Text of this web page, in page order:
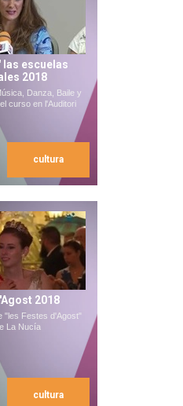
las escuelas
2018
Danza, Baile y
curso en l'Auditori
cultura
2018
"les Festes d'Agost"
La Nucía
cultura